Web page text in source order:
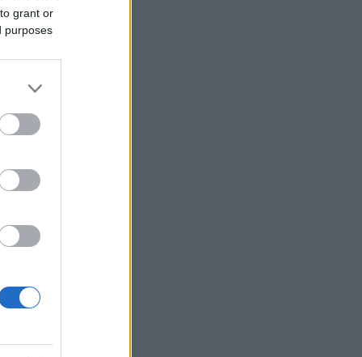
grant or
purposes
Κατσαφάδος: Μέχρι αύριο θα έχουν
ολοκληρωθεί οι αυτοψίες στο Πόρτο
Γερμενό – Κανένας δεν θα μείνει
από τον μεγαλύτερο παραγωγό
αβοκάντο του Μεξικού
Wall Street: «Ξεφούσκωσε» το ράλι
Ουγγαρία: Την ερχόμενη εβδομάδα η
εκλογή του νέου προέδρου
την ασφάλεια της Ευρώπης και της
Ουκρανίας
Προειδοποιεί για κραχ αντίστοιχο του
1987